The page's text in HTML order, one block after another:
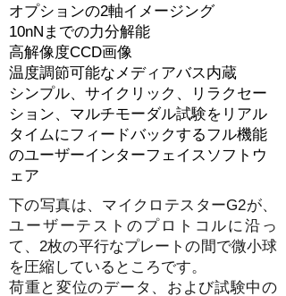
オプションの2軸イメージング
10nNまでの力分解能
高解像度CCD画像
温度調節可能なメディアバス内蔵
シンプル、サイクリック、リラクセー
ション、マルチモーダル試験をリアル
タイムにフィードバックするフル機能
のユーザーインターフェイスソフトウ
ェア
下の写真は、マイクロテスターG2が、
ユーザーテストのプロトコルに沿っ
て、2枚の平行なプレートの間で微小球
を圧縮しているところです。
荷重と変位のデータ、および試験中の